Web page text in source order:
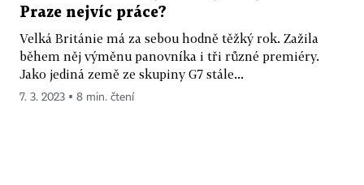
Praze nejvíc práce?
Velká Británie má za sebou hodně těžký rok. Zažila
během něj výměnu panovníka i tři různé premiéry.
Jako jediná země ze skupiny G7 stále...
7. 3. 2023 ▪ 8 min. čtení